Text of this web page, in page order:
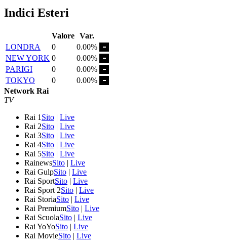
Indici Esteri
Valore Var.
LONDRA
0
0.00%
NEW YORK 0
0.00%
PARIGI
0
0.00%
TOKYO
0
0.00%
Network Rai
TV
Rai 1 Sito | Live
Rai 2Sito | Live
Rai 3Sito | Live
Rai 4Sito | Live
Rai 5Sito | Live
RainewsSito | Live
Rai GulpSito | Live
Rai SportSito | Live
Rai Sport 2Sito | Live
Rai StoriaSito | Live
Rai PremiumSito | Live
Rai ScuolaSito | Live
Rai YoYoSito | Live
Rai MovieSito | Live